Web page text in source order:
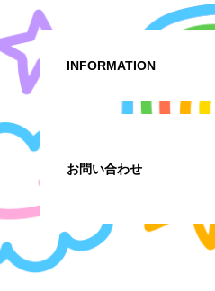
INFORMATION
お問い合わせ